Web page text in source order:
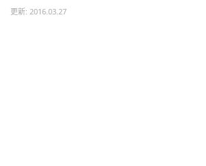
更新: 2016.03.27